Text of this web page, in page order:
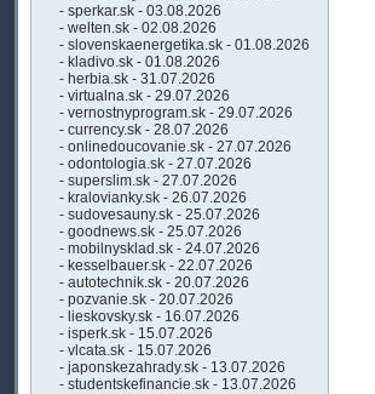
- sperkar.sk - 03.08.2026
- welten.sk - 02.08.2026
- slovenskaenergetika.sk - 01.08.2026
- kladivo.sk - 01.08.2026
- herbia.sk - 31.07.2026
- virtualna.sk - 29.07.2026
- vernostnyprogram.sk - 29.07.2026
- currency.sk - 28.07.2026
- onlinedoucovanie.sk - 27.07.2026
- odontologia.sk - 27.07.2026
- superslim.sk - 27.07.2026
- kralovianky.sk - 26.07.2026
- sudovesauny.sk - 25.07.2026
- goodnews.sk - 25.07.2026
- mobilnysklad.sk - 24.07.2026
- kesselbauer.sk - 22.07.2026
- autotechnik.sk - 20.07.2026
- pozvanie.sk - 20.07.2026
- lieskovsky.sk - 16.07.2026
- isperk.sk - 15.07.2026
- vlcata.sk - 15.07.2026
- japonskezahrady.sk - 13.07.2026
- studentskefinancie.sk - 13.07.2026